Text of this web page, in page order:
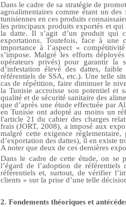
Dans le cadre de sa stratégie de
agroalimentaires comme étant un
tunisiennes en ces produits
les principaux produits exportés et
la datte. Il s’agit d’un produit qui
exportations. Toutefois, face à une
importance à l’aspect «
s’impose. Malgré les efforts
opérateurs privés) pour garantir la
d’infestation élevé des dattes,
référentiels de SSA, etc.). Une telle
cas de répétition, faire diminuer le
la Tunisie accroisse son potentiel et
qualité et de sécurité sanitaire des
que d’après une étude effectuée par
en Tunisie ont adopté au moins un
l'article 21 du cahier des charges
frais (JORT, 2008), a imposé aux
malgré cette exigence
d’exportation des dattes), il en existe
A noter que deux de ces dernières
Dans le cadre de cette étude, on se
l’égard de l’adoption de
référentiels et, surtout, de vérifier
clients » sur la prise d’une telle
2. Fondements théoriques et